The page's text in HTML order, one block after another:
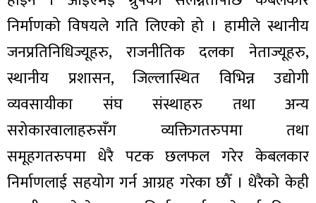
निर्माणको विषयले गति लिएको हो । हामीले स्थानीय
जनप्रतिनिधिज्यूहरु, राजनीतिक दलका नेताज्यूहरु,
स्थानीय प्रशासन, जिल्लास्थित विभिन्न उद्योगी
व्यवसायीका संघ संस्थाहरु तथा अन्य
सरोकारवालाहरुसँग व्यक्तिगतरुपमा तथा
समूहगतरुपमा धेरै पटक छलफल गरेर केबलकार
निर्माणलाई सहयोग गर्न आग्रह गरेका छौँ । धेरैको केही